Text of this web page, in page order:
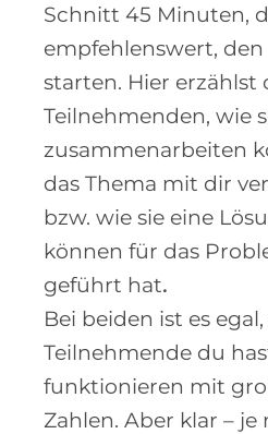
Schnitt 45 Minuten,
empfehlenswert, den
starten. Hier erzählst
Teilnehmenden, wie
zusammenarbeiten
das Thema mit dir
bzw. wie sie eine
können für das
geführt hat.
Bei beiden ist es
Teilnehmende du
funktionieren mit
Zahlen. Aber klar – je